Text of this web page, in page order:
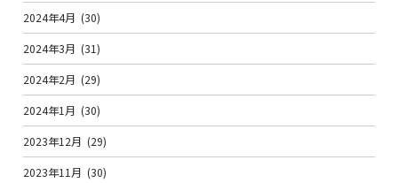
2024年4月 (30)
2024年3月 (31)
2024年2月 (29)
2024年1月 (30)
2023年12月 (29)
2023年11月 (30)